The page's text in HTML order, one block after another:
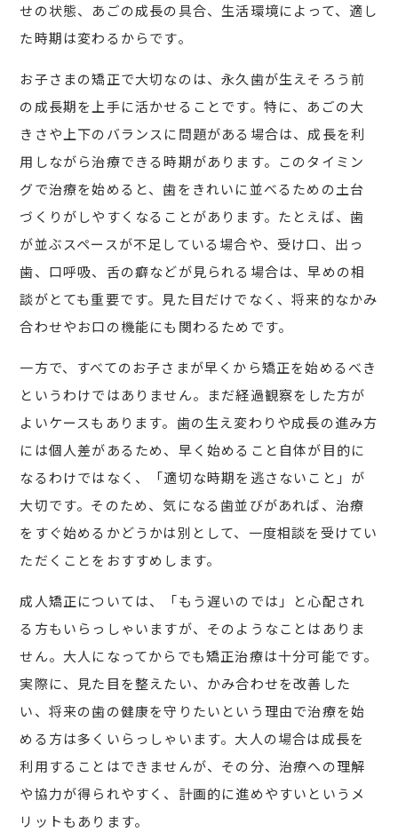
せの状態、あごの成長の具合、生活環境によって、適し
た時期は変わるからです。
お子さまの矯正で大切なのは、永久歯が生えそろう前
の成長期を上手に活かせることです。特に、あごの大
きさや上下のバランスに問題がある場合は、成長を利
用しながら治療できる時期があります。このタイミン
グで治療を始めると、歯をきれいに並べるための土台
づくりがしやすくなることがあります。たとえば、歯
が並ぶスペースが不足している場合や、受け口、出っ
歯、口呼吸、舌の癖などが見られる場合は、早めの相
談がとても重要です。見た目だけでなく、将来的なかみ
合わせやお口の機能にも関わるためです。
一方で、すべてのお子さまが早くから矯正を始めるべき
というわけではありません。まだ経過観察をした方が
よいケースもあります。歯の生え変わりや成長の進み方
には個人差があるため、早く始めること自体が目的に
なるわけではなく、「適切な時期を逃さないこと」が
大切です。そのため、気になる歯並びがあれば、治療
をすぐ始めるかどうかは別として、一度相談を受けてい
ただくことをおすすめします。
成人矯正については、「もう遅いのでは」と心配され
る方もいらっしゃいますが、そのようなことはありま
せん。大人になってからでも矯正治療は十分可能です。
実際に、見た目を整えたい、かみ合わせを改善した
い、将来の歯の健康を守りたいという理由で治療を始
める方は多くいらっしゃいます。大人の場合は成長を
利用することはできませんが、その分、治療への理解
や協力が得られやすく、計画的に進めやすいというメ
リットもあります。